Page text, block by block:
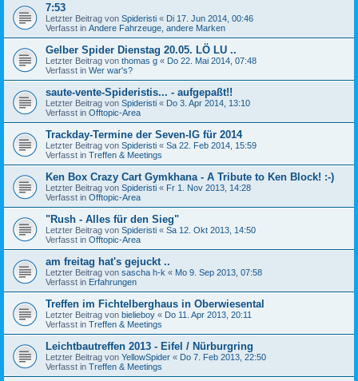
7:53
Letzter Beitrag von Spideristi « Di 17. Jun 2014, 00:46
Verfasst in Andere Fahrzeuge, andere Marken
Gelber Spider Dienstag 20.05. LÖ LU ..
Letzter Beitrag von thomas g « Do 22. Mai 2014, 07:48
Verfasst in Wer war's?
saute-vente-Spideristis... - aufgepaßt!!
Letzter Beitrag von Spideristi « Do 3. Apr 2014, 13:10
Verfasst in Offtopic-Area
Trackday-Termine der Seven-IG für 2014
Letzter Beitrag von Spideristi « Sa 22. Feb 2014, 15:59
Verfasst in Treffen & Meetings
Ken Box Crazy Cart Gymkhana - A Tribute to Ken Block! :-)
Letzter Beitrag von Spideristi « Fr 1. Nov 2013, 14:28
Verfasst in Offtopic-Area
"Rush - Alles für den Sieg"
Letzter Beitrag von Spideristi « Sa 12. Okt 2013, 14:50
Verfasst in Offtopic-Area
am freitag hat's gejuckt ..
Letzter Beitrag von sascha h-k « Mo 9. Sep 2013, 07:58
Verfasst in Erfahrungen
Treffen im Fichtelberghaus in Oberwiesental
Letzter Beitrag von bielieboy « Do 11. Apr 2013, 20:11
Verfasst in Treffen & Meetings
Leichtbautreffen 2013 - Eifel / Nürburgring
Letzter Beitrag von YellowSpider « Do 7. Feb 2013, 22:50
Verfasst in Treffen & Meetings